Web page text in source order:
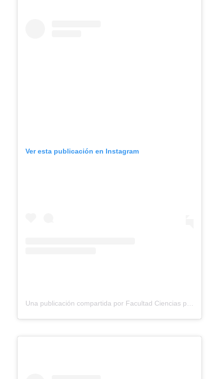
Ver esta publicación en Instagram